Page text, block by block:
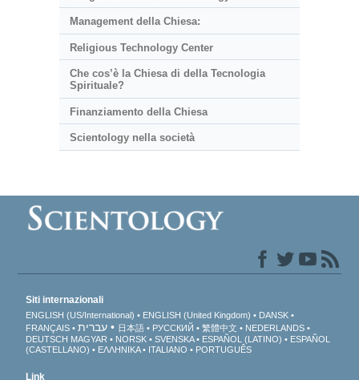
Management della Chiesa:
Religious Technology Center
Che cos’è la Chiesa di della Tecnologia
Spirituale?
Finanziamento della Chiesa
Scientology nella società
Siti internazionali
ENGLISH (US/International) ENGLISH (United Kingdom)
DANSK
FRANÇAIS
עברית 日本語 РУССКИЙ 繁體中文
NEDERLANDS
DEUTSCH MAGYAR NORSK SVENSKA ESPAÑOL (LATINO)
ESPAÑOL
(CASTELLANO)
ΕΛΛΗΝΙΚA ITALIANO PORTUGUÊS
Link